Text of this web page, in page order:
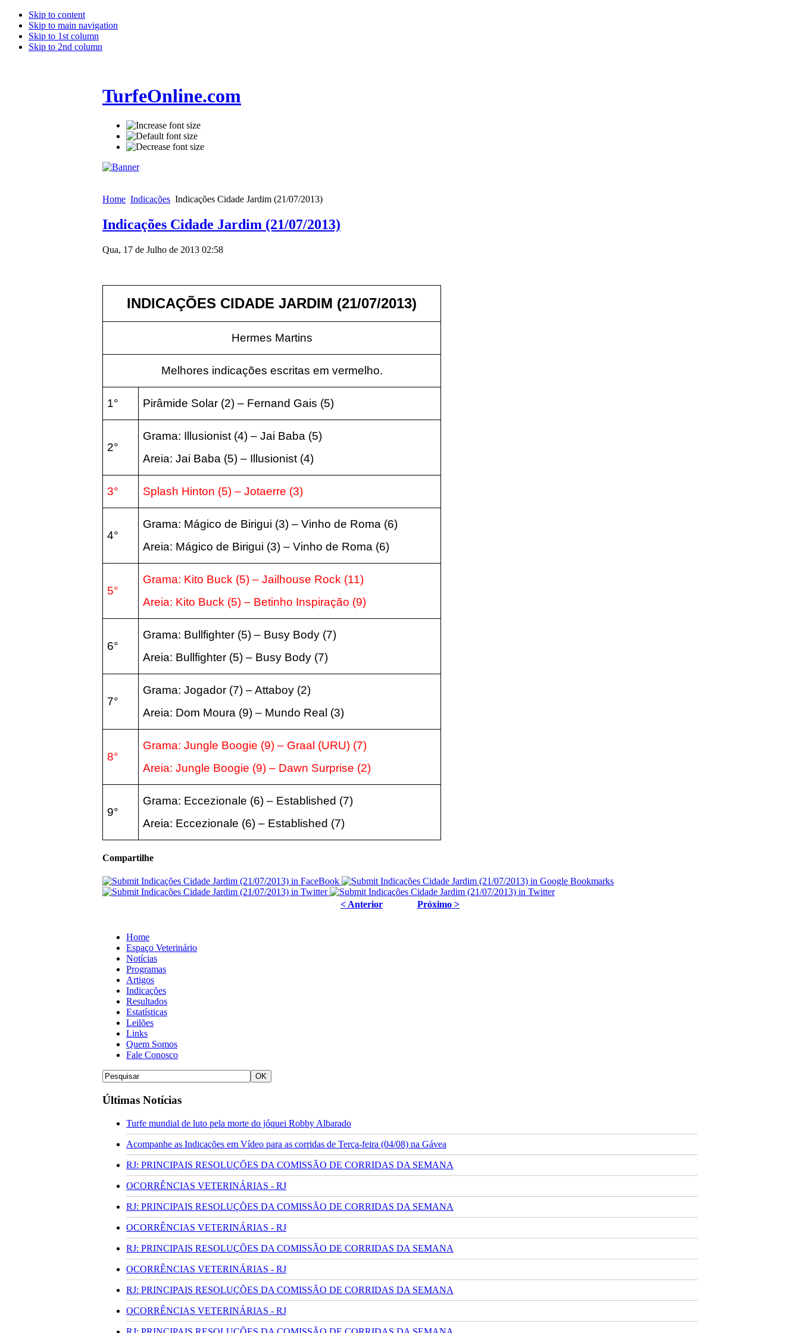
Skip to content
Skip to main navigation
Skip to 1st column
Skip to 2nd column
TurfeOnline.com
Home Indicações Indicações Cidade Jardim (21/07/2013)
Indicações Cidade Jardim (21/07/2013)
Qua, 17 de Julho de 2013 02:58
INDICAÇÕES CIDADE JARDIM (21/07/2013)
Hermes Martins
Melhores indicações escritas em vermelho.
1° Pirâmide Solar (2) – Fernand Gais (5)
2°
Grama: Illusionist (4) – Jai Baba (5)
Areia: Jai Baba (5) – Illusionist (4)
3° Splash Hinton (5) – Jotaerre (3)
4°
Grama: Mágico de Birigui (3) – Vinho de Roma (6)
Areia: Mágico de Birigui (3) – Vinho de Roma (6)
5°
Grama: Kito Buck (5) – Jailhouse Rock (11)
Areia: Kito Buck (5) – Betinho Inspiração (9)
6°
Grama: Bullfighter (5) – Busy Body (7)
Areia: Bullfighter (5) – Busy Body (7)
7°
Grama: Jogador (7) – Attaboy (2)
Areia: Dom Moura (9) – Mundo Real (3)
8°
Grama: Jungle Boogie (9) – Graal (URU) (7)
Areia: Jungle Boogie (9) – Dawn Surprise (2)
9°
Grama: Eccezionale (6) – Established (7)
Areia: Eccezionale (6) – Established (7)
Compartilhe
< Anterior Próximo >
Home
Espaço Veterinário
Notícias
Programas
Artigos
Indicações
Resultados
Estatísticas
Leilões
Links
Quem Somos
Fale Conosco
Últimas Notícias
Turfe mundial de luto pela morte do jóquei Robby Albarado
Acompanhe as Indicações em Vídeo para as corridas de Terça-feira (04/08) na Gávea
RJ: PRINCIPAIS RESOLUÇÕES DA COMISSÃO DE CORRIDAS DA SEMANA
OCORRÊNCIAS VETERINÁRIAS - RJ
RJ: PRINCIPAIS RESOLUÇÕES DA COMISSÃO DE CORRIDAS DA SEMANA
OCORRÊNCIAS VETERINÁRIAS - RJ
RJ: PRINCIPAIS RESOLUÇÕES DA COMISSÃO DE CORRIDAS DA SEMANA
OCORRÊNCIAS VETERINÁRIAS - RJ
RJ: PRINCIPAIS RESOLUÇÕES DA COMISSÃO DE CORRIDAS DA SEMANA
OCORRÊNCIAS VETERINÁRIAS - RJ